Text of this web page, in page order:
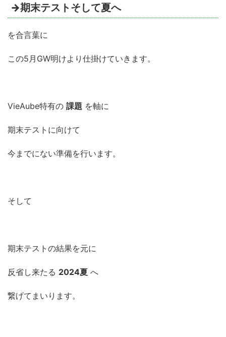
→期末テストそして夏へ
を合言葉に
この5月GW明けより仕掛けていきます。
VieAube特有の 課題 を軸に
期末テストに向けて
今までにない準備を行います。
そして
期末テストの結果を元に
反省し来たる 2024夏 へ
繋げてまいります。